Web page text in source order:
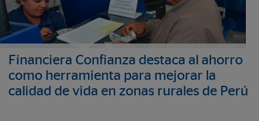
Financiera Confianza destaca al ahorro
como herramienta para mejorar la
calidad de vida en zonas rurales de Perú